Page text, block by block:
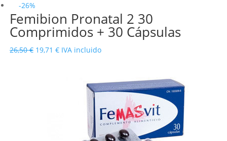
-26%
Femibion Pronatal 2 30
Comprimidos + 30 Cápsulas
26,50€ El
19,71 €ElIVA incluido